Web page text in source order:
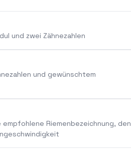
und zwei Zähnezahlen
und gewünschtem
Riemenbezeichnung, den